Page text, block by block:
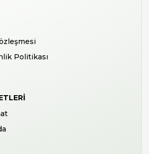
Politikası